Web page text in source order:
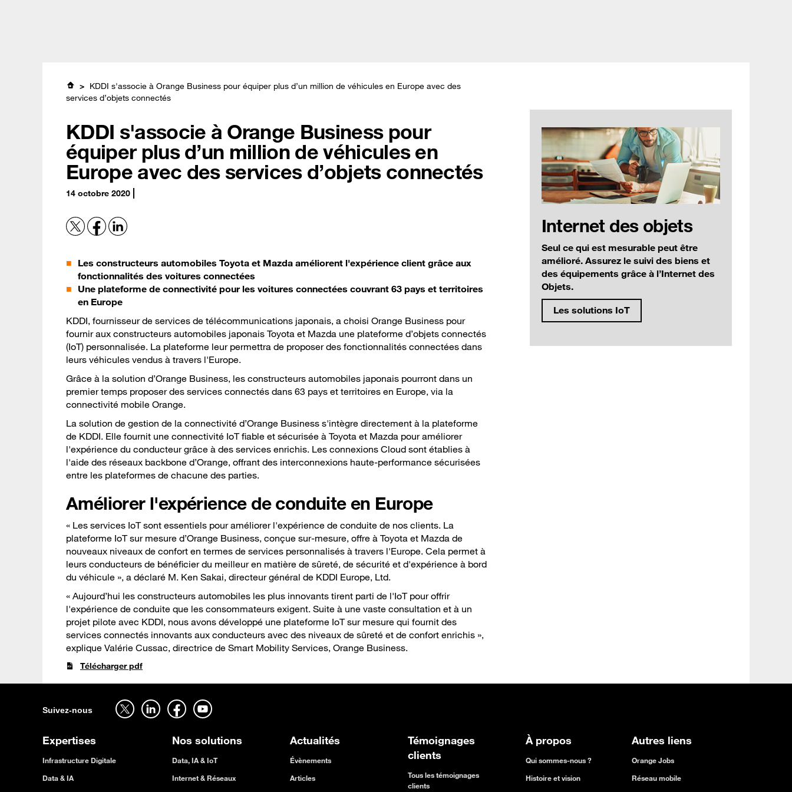
KDDI s'associe à Orange Business pour équiper plus d’un million de véhicules en Europe avec des
services d’objets connectés
KDDI s'associe à Orange Business pour
équiper plus d’un million de véhicules en
Europe avec des services d’objets connectés
14 octobre 2020
Les constructeurs automobiles Toyota et Mazda améliorent l'expérience client grâce aux
fonctionnalités des voitures connectées
Une plateforme de connectivité pour les voitures connectées couvrant 63 pays et territoires
en Europe
KDDI, fournisseur de services de télécommunications japonais, a choisi Orange Business pour
fournir aux constructeurs automobiles japonais Toyota et Mazda une plateforme d’objets connectés
(IoT) personnalisée. La plateforme leur permettra de proposer des fonctionnalités connectées dans
leurs véhicules vendus à travers l'Europe.
Grâce à la solution d’Orange Business, les constructeurs automobiles japonais pourront dans un
premier temps proposer des services connectés dans 63 pays et territoires en Europe, via la
connectivité mobile Orange.
La solution de gestion de la connectivité d’Orange Business s'intègre directement à la plateforme
de KDDI. Elle fournit une connectivité IoT fiable et sécurisée à Toyota et Mazda pour améliorer
l'expérience du conducteur grâce à des services enrichis. Les connexions Cloud sont établies à
l'aide des réseaux backbone d’Orange, offrant des interconnexions haute-performance sécurisées
entre les plateformes de chacune des parties.
Améliorer l'expérience de conduite en Europe
« Les services IoT sont essentiels pour améliorer l'expérience de conduite de nos clients. La
plateforme IoT sur mesure d’Orange Business, conçue sur-mesure, offre à Toyota et Mazda de
nouveaux niveaux de confort en termes de services personnalisés à travers l'Europe. Cela permet à
leurs conducteurs de bénéficier du meilleur en matière de sûreté, de sécurité et d'expérience à bord
du véhicule », a déclaré M. Ken Sakai, directeur général de KDDI Europe, Ltd.
« Aujourd’hui les constructeurs automobiles les plus innovants tirent parti de l'IoT pour offrir
l'expérience de conduite que les consommateurs exigent. Suite à une vaste consultation et à un
projet pilote avec KDDI, nous avons développé une plateforme IoT sur mesure qui fournit des
services connectés innovants aux conducteurs avec des niveaux de sûreté et de confort enrichis »,
explique Valérie Cussac, directrice de Smart Mobility Services, Orange Business.
Télécharger pdf
Internet des objets
Seul ce qui est mesurable peut être
amélioré. Assurez le suivi des biens et
des équipements grâce à l’Internet des
Objets.
Les solutions IoT
Suivez-nous
Suivez-nous sur twitter - ouverture dans un nouvel onglet Suivez-nous sur linkedin - ouverture dans un nouvel onglet Suivez-nous sur facebook - ouverture dans un nouvel onglet Suivez-nous sur youtube - ouverture dans un nouvel onglet
Expertises
Infrastructure Digitale
Data & IA
Nos solutions
Data, IA & IoT
Internet & Réseaux
Actualités
Évènements
Articles
Témoignages
clients
Tous les témoignages
clients
À propos
Qui sommes-nous ?
Histoire et vision
Autres liens
Orange Jobs
Réseau mobile